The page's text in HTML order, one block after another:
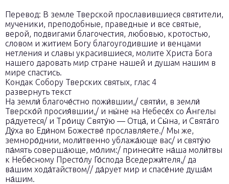
Перевод: В земле Тверской прославившиеся святители,
мученики, преподобные, праведные и все святые,
верой, подвигами благочестия, любовью, кротостью,
словом и житием Богу благоугодившие и венцами
нетления и славы украсившиеся, молите Христа Бога
нашего даровать мир стране нашей и душам нашим в
мире спастись.
Кондак Собору Тверских святых, глас 4
развернуть текст
На земли́ благоче́стно пожи́вшии,/ святи́и, в земли́
Тверско́й просия́вшии,/ и ны́не на Небесе́х со А́нгелы
ра́дуетеся/ и Тро́ицу Святу́ю — Отца́, и Сы́на, и Свята́го
Ду́ха во Еди́ном Божестве́ прославля́ете./ Мы же,
земноро́днии, моли́твенно ублажа́юще вас/ и святу́ю
па́мять соверша́юще, мо́лим:/ принеси́те на́ша моли́твы
к Небе́сному Престо́лу Го́спода Вседержи́теля,/ да
ва́шим хода́тайством// да́рует мир и спасе́ние душа́м
на́шим.